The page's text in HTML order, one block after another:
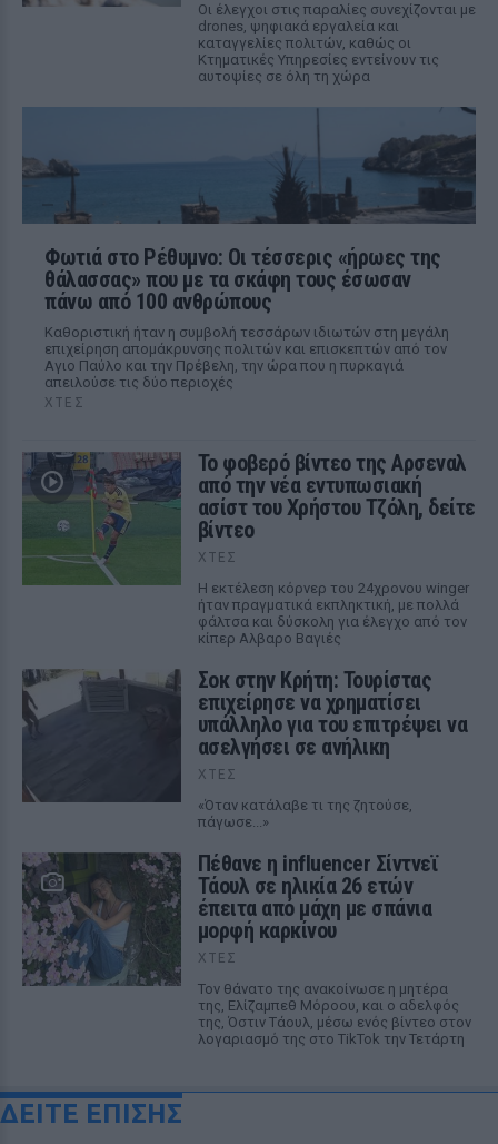
Οι έλεγχοι στις παραλίες συνεχίζονται με
drones, ψηφιακά εργαλεία και
καταγγελίες πολιτών, καθώς οι
Κτηματικές Υπηρεσίες εντείνουν τις
αυτοψίες σε όλη τη χώρα
Φωτιά στο Ρέθυμνο: Οι τέσσερις «ήρωες της
θάλασσας» που με τα σκάφη τους έσωσαν
πάνω από 100 ανθρώπους
Καθοριστική ήταν η συμβολή τεσσάρων ιδιωτών στη μεγάλη
επιχείρηση απομάκρυνσης πολιτών και επισκεπτών από τον
Αγιο Παύλο και την Πρέβελη, την ώρα που η πυρκαγιά
απειλούσε τις δύο περιοχές
ΧΤΕΣ
Το φοβερό βίντεο της Αρσεναλ
από την νέα εντυπωσιακή
ασίστ του Χρήστου Τζόλη, δείτε
βίντεο
ΧΤΕΣ
Η εκτέλεση κόρνερ του 24χρονου winger
ήταν πραγματικά εκπληκτική, με πολλά
φάλτσα και δύσκολη για έλεγχο από τον
κίπερ Αλβαρο Βαγιές
Σοκ στην Κρήτη: Τουρίστας
επιχείρησε να χρηματίσει
υπάλληλο για του επιτρέψει να
ασελγήσει σε ανήλικη
ΧΤΕΣ
«Όταν κατάλαβε τι της ζητούσε,
πάγωσε...»
Πέθανε η influencer Σίντνεϊ
Τάουλ σε ηλικία 26 ετών
έπειτα από μάχη με σπάνια
μορφή καρκίνου
ΧΤΕΣ
Τον θάνατο της ανακοίνωσε η μητέρα
της, Ελίζαμπεθ Μόροου, και ο αδελφός
της, Όστιν Τάουλ, μέσω ενός βίντεο στον
λογαριασμό της στο TikTok την Τετάρτη
ΔΕΙΤΕ ΕΠΙΣΗΣ